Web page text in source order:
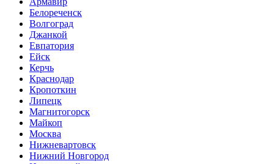
Белореченск
Волгоград
Джанкой
Евпатория
Ейск
Керчь
Краснодар
Кропоткин
Липецк
Магнитогорск
Майкоп
Москва
Нижневартовск
Нижний Новгород